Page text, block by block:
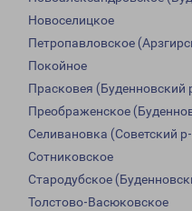
Новоселицкое
Петропавловское
Покойное
Прасковея (Буденновский
Преображенское
Селивановка (Советский
Сотниковское
Стародубское
Толстово-Васюковское